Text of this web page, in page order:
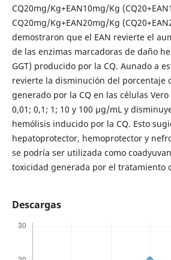
CQ20mg/Kg+EAN10mg/Kg
CQ20mg/Kg+EAN20mg/Kg
demostraron que el EAN revierte el
de las enzimas marcadoras de daño
GGT) producido por la CQ. Aunado a
revierte la disminución del porcentaje
generado por la CQ en las células
0,01; 0,1; 1; 10 y 100 μg/mL y
hemólisis inducido por la CQ. Esto
hepatoprotector, hemoprotector y
se podría ser utilizada como
toxicidad generada por el tratamiento
Descargas